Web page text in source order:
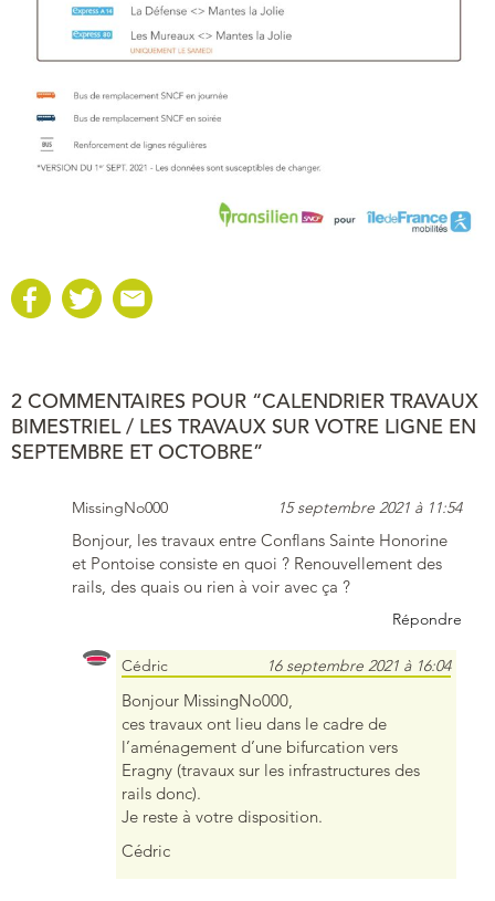
2 COMMENTAIRES POUR “CALENDRIER TRAVAUX
BIMESTRIEL / LES TRAVAUX SUR VOTRE LIGNE EN
SEPTEMBRE ET OCTOBRE”
MissingNo000 15 septembre 2021 à 11:54
Bonjour, les travaux entre Conflans Sainte Honorine
et Pontoise consiste en quoi ? Renouvellement des
rails, des quais ou rien à voir avec ça ?
Répondre
Cédric 16 septembre 2021 à 16:04
Bonjour MissingNo000,
ces travaux ont lieu dans le cadre de
l’aménagement d’une bifurcation vers
Eragny (travaux sur les infrastructures des
rails donc).
Je reste à votre disposition.
Cédric